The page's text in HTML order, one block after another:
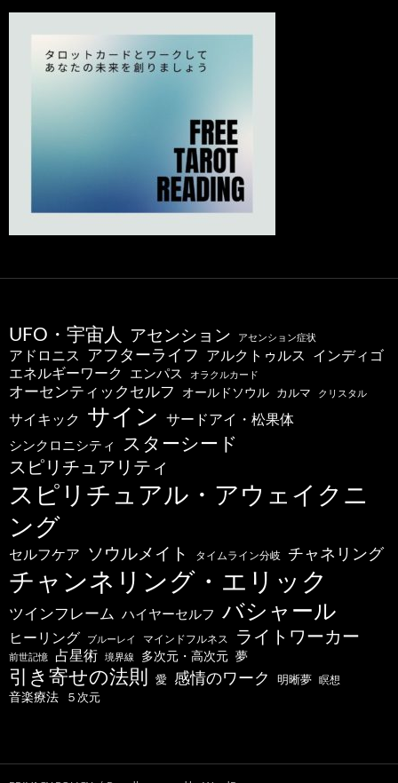
UFO・宇宙人 アセンション アセンション症状
アドロニス アフターライフ アルクトゥルス インディゴ
エネルギーワーク エンパス オラクルカード
オーセンティックセルフ オールドソウル カルマ クリスタル
サイキック サイン サードアイ・松果体
シンクロニシティ スターシード
スピリチュアリティ
スピリチュアル・アウェイクニ
ング
セルフケア ソウルメイト タイムライン分岐 チャネリング
チャンネリング・エリック
ツインフレーム ハイヤーセルフ バシャール
ヒーリング ブルーレイ マインドフルネス ライトワーカー
前世記憶 占星術 境界線 多次元・高次元 夢
引き寄せの法則 愛 感情のワーク 明晰夢 瞑想
音楽療法 ５次元